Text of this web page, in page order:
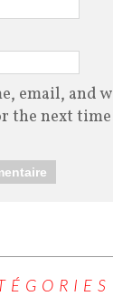
email, and
the next